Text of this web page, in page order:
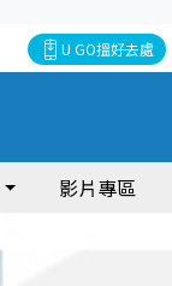
U GO搵好去處
影片專區